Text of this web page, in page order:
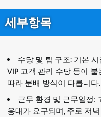
세부항목
수당 및 팁 구조: 기본
VIP 고객 관리 수당 등이
따라 분배 방식이 다릅니다.
근무 환경 및 근무일정:
응대가 요구되며, 주로 저